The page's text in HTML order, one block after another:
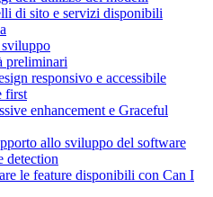
di sito e servizi disponibili
preliminari
responsivo e accessibile
first
enhancement e Graceful
allo sviluppo del software
detection
le feature disponibili con Can I